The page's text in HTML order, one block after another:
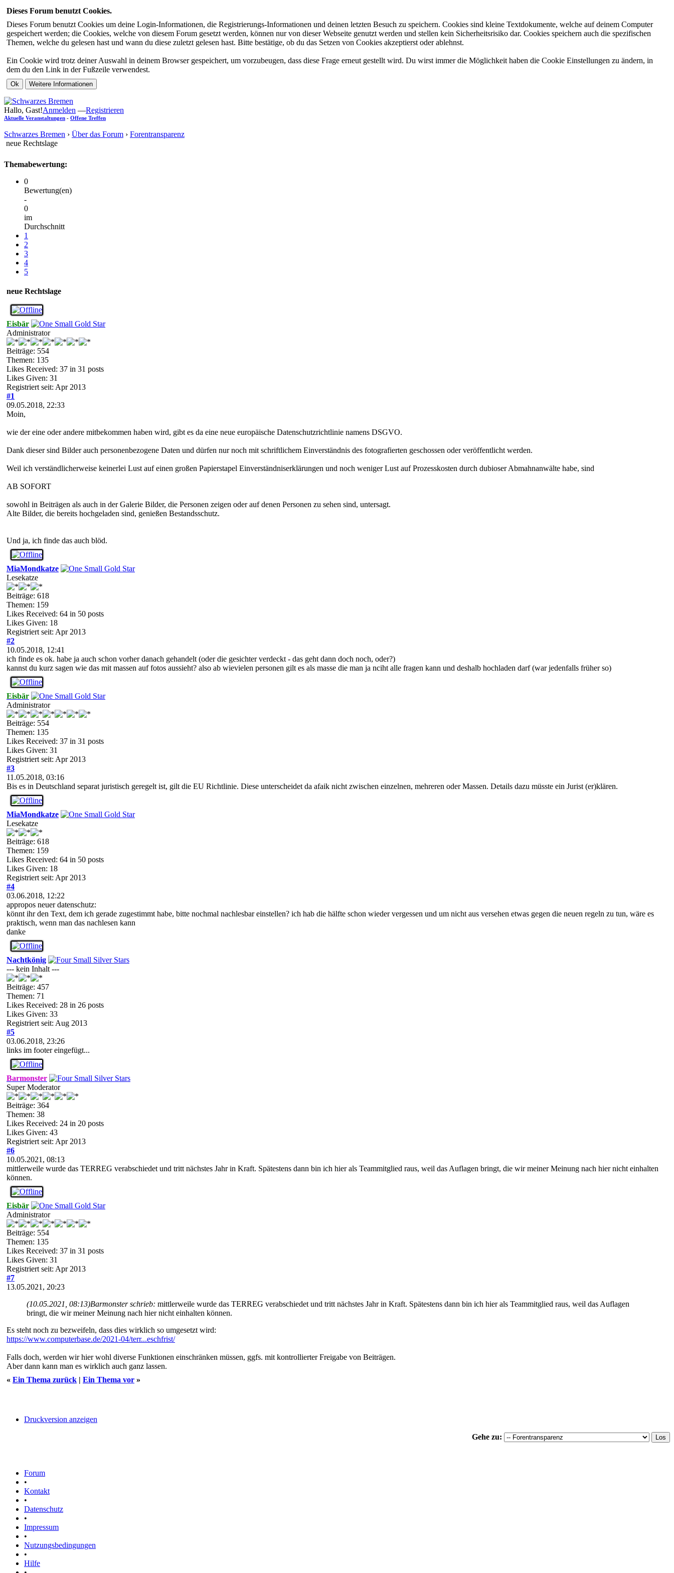
Dieses Forum benutzt Cookies.
Dieses Forum benutzt Cookies um deine Login-Informationen, die Registrierungs-Informationen und deinen letzten Besuch zu speichern. Cookies sind kleine Textdokumente, welche auf deinem Computer
gespeichert werden; die Cookies, welche von diesem Forum gesetzt werden, können nur von dieser Webseite genutzt werden und stellen kein Sicherheitsrisiko dar. Cookies speichern auch die spezifischen
Themen, welche du gelesen hast und wann du diese zuletzt gelesen hast. Bitte bestätige, ob du das Setzen von Cookies akzeptierst oder ablehnst.
Ein Cookie wird trotz deiner Auswahl in deinem Browser gespeichert, um vorzubeugen, dass diese Frage erneut gestellt wird. Du wirst immer die Möglichkeit haben die Cookie Einstellungen zu ändern, in
dem du den Link in der Fußzeile verwendest.
Hallo, Gast!Anmelden —Registrieren
Aktuelle Veranstaltungen - Offene Treffen
Schwarzes Bremen › Über das Forum › Forentransparenz
neue Rechtslage
Themabewertung:
0
Bewertung(en)
-
0
im
Durchschnitt
1
2
3
4
5
neue Rechtslage
Eisbär
Administrator
Beiträge: 554
Themen: 135
Likes Received: 37 in 31 posts
Likes Given: 31
Registriert seit: Apr 2013
#1
09.05.2018, 22:33
Moin,
wie der eine oder andere mitbekommen haben wird, gibt es da eine neue europäische Datenschutzrichtlinie namens DSGVO.
Dank dieser sind Bilder auch personenbezogene Daten und dürfen nur noch mit schriftlichem Einverständnis des fotografierten geschossen oder veröffentlicht werden.
Weil ich verständlicherweise keinerlei Lust auf einen großen Papierstapel Einverständniserklärungen und noch weniger Lust auf Prozesskosten durch dubioser Abmahnanwälte habe, sind
AB SOFORT
sowohl in Beiträgen als auch in der Galerie Bilder, die Personen zeigen oder auf denen Personen zu sehen sind, untersagt.
Alte Bilder, die bereits hochgeladen sind, genießen Bestandsschutz.
Und ja, ich finde das auch blöd.
MiaMondkatze
Lesekatze
Beiträge: 618
Themen: 159
Likes Received: 64 in 50 posts
Likes Given: 18
Registriert seit: Apr 2013
#2
10.05.2018, 12:41
ich finde es ok. habe ja auch schon vorher danach gehandelt (oder die gesichter verdeckt - das geht dann doch noch, oder?)
kannst du kurz sagen wie das mit massen auf fotos aussieht? also ab wievielen personen gilt es als masse die man ja nciht alle fragen kann und deshalb hochladen darf (war jedenfalls früher so)
Eisbär
Administrator
Beiträge: 554
Themen: 135
Likes Received: 37 in 31 posts
Likes Given: 31
Registriert seit: Apr 2013
#3
11.05.2018, 03:16
Bis es in Deutschland separat juristisch geregelt ist, gilt die EU Richtlinie. Diese unterscheidet da afaik nicht zwischen einzelnen, mehreren oder Massen. Details dazu müsste ein Jurist (er)klären.
MiaMondkatze
Lesekatze
Beiträge: 618
Themen: 159
Likes Received: 64 in 50 posts
Likes Given: 18
Registriert seit: Apr 2013
#4
03.06.2018, 12:22
appropos neuer datenschutz:
könnt ihr den Text, dem ich gerade zugestimmt habe, bitte nochmal nachlesbar einstellen? ich hab die hälfte schon wieder vergessen und um nicht aus versehen etwas gegen die neuen regeln zu tun, wäre es
praktisch, wenn man das nachlesen kann
danke
Nachtkönig
--- kein Inhalt ---
Beiträge: 457
Themen: 71
Likes Received: 28 in 26 posts
Likes Given: 33
Registriert seit: Aug 2013
#5
03.06.2018, 23:26
links im footer eingefügt...
Barmonster
Super Moderator
Beiträge: 364
Themen: 38
Likes Received: 24 in 20 posts
Likes Given: 43
Registriert seit: Apr 2013
#6
10.05.2021, 08:13
mittlerweile wurde das TERREG verabschiedet und tritt nächstes Jahr in Kraft. Spätestens dann bin ich hier als Teammitglied raus, weil das Auflagen bringt, die wir meiner Meinung nach hier nicht einhalten
können.
Eisbär
Administrator
Beiträge: 554
Themen: 135
Likes Received: 37 in 31 posts
Likes Given: 31
Registriert seit: Apr 2013
#7
13.05.2021, 20:23
(10.05.2021, 08:13)Barmonster schrieb: mittlerweile wurde das TERREG verabschiedet und tritt nächstes Jahr in Kraft. Spätestens dann bin ich hier als Teammitglied raus, weil das Auflagen
bringt, die wir meiner Meinung nach hier nicht einhalten können.
Es steht noch zu bezweifeln, dass dies wirklich so umgesetzt wird:
https://www.computerbase.de/2021-04/terr...eschfrist/
Falls doch, werden wir hier wohl diverse Funktionen einschränken müssen, ggfs. mit kontrollierter Freigabe von Beiträgen.
Aber dann kann man es wirklich auch ganz lassen.
« Ein Thema zurück | Ein Thema vor »
Druckversion anzeigen
Gehe zu:
Forum
•
Kontakt
•
Datenschutz
•
Impressum
•
Nutzungsbedingungen
•
Hilfe